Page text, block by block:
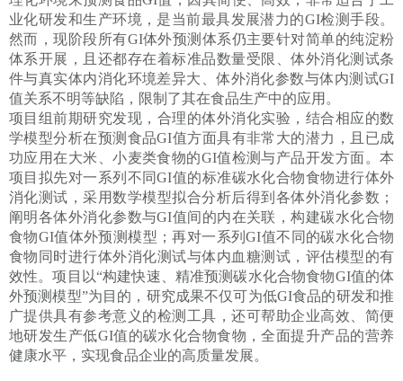
业化研发和生产环境，是当前最具发展潜力的GI检测手段。
然而，现阶段所有GI体外预测体系仍主要针对简单的纯淀粉
体系开展，且还都存在着标准品数量受限、体外消化测试条
件与真实体内消化环境差异大、体外消化参数与体内测试GI
值关系不明等缺陷，限制了其在食品生产中的应用。
项目组前期研究发现，合理的体外消化实验，结合相应的数
学模型分析在预测食品GI值方面具有非常大的潜力，且已成
功应用在大米、小麦类食物的GI值检测与产品开发方面。本
项目拟先对一系列不同GI值的标准碳水化合物食物进行体外
消化测试，采用数学模型拟合分析后得到各体外消化参数；
阐明各体外消化参数与GI值间的内在关联，构建碳水化合物
食物GI值体外预测模型；再对一系列GI值不同的碳水化合物
食物同时进行体外消化测试与体内血糖测试，评估模型的有
效性。项目以“构建快速、精准预测碳水化合物食物GI值的体
外预测模型”为目的，研究成果不仅可为低GI食品的研发和推
广提供具有参考意义的检测工具，还可帮助企业高效、简便
地研发生产低GI值的碳水化合物食物，全面提升产品的营养
健康水平，实现食品企业的高质量发展。